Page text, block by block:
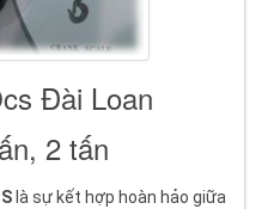
Đài Loan
2 tấn
là sự kết hợp hoàn hảo giữa